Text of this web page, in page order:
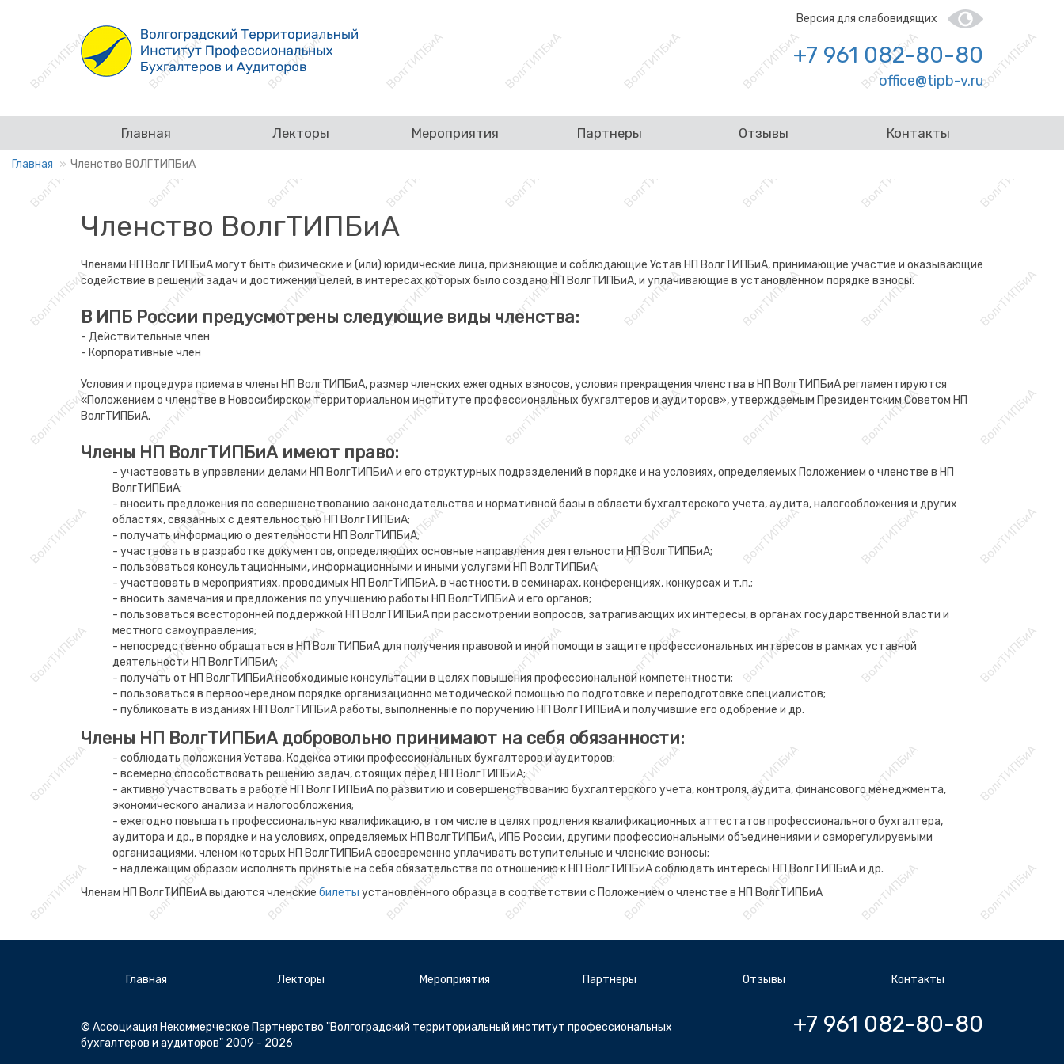
Версия для слабовидящих
+7 961 082-80-80
office@tipb-v.ru
Главная Лекторы Мероприятия Партнеры Отзывы Контакты
Главная Членство ВОЛГТИПБиА
Членство ВолгТИПБиА
Членами НП ВолгТИПБиА могут быть физические и (или) юридические лица, признающие и соблюдающие Устав НП ВолгТИПБиА, принимающие участие и оказывающие
содействие в решении задач и достижении целей, в интересах которых было создано НП ВолгТИПБиА, и уплачивающие в установленном порядке взносы.
В ИПБ России предусмотрены следующие виды членства:
- Действительные член
- Корпоративные член
Условия и процедура приема в члены НП ВолгТИПБиА, размер членских ежегодных взносов, условия прекращения членства в НП ВолгТИПБиА регламентируются
«Положением о членстве в Новосибирском территориальном институте профессиональных бухгалтеров и аудиторов», утверждаемым Президентским Советом НП
ВолгТИПБиА.
Члены НП ВолгТИПБиА имеют право:
- участвовать в управлении делами НП ВолгТИПБиА и его структурных подразделений в порядке и на условиях, определяемых Положением о членстве в НП
ВолгТИПБиА;
- вносить предложения по совершенствованию законодательства и нормативной базы в области бухгалтерского учета, аудита, налогообложения и других
областях, связанных с деятельностью НП ВолгТИПБиА;
- получать информацию о деятельности НП ВолгТИПБиА;
- участвовать в разработке документов, определяющих основные направления деятельности НП ВолгТИПБиА;
- пользоваться консультационными, информационными и иными услугами НП ВолгТИПБиА;
- участвовать в мероприятиях, проводимых НП ВолгТИПБиА, в частности, в семинарах, конференциях, конкурсах и т.п.;
- вносить замечания и предложения по улучшению работы НП ВолгТИПБиА и его органов;
- пользоваться всесторонней поддержкой НП ВолгТИПБиА при рассмотрении вопросов, затрагивающих их интересы, в органах государственной власти и
местного самоуправления;
- непосредственно обращаться в НП ВолгТИПБиА для получения правовой и иной помощи в защите профессиональных интересов в рамках уставной
деятельности НП ВолгТИПБиА;
- получать от НП ВолгТИПБиА необходимые консультации в целях повышения профессиональной компетентности;
- пользоваться в первоочередном порядке организационно методической помощью по подготовке и переподготовке специалистов;
- публиковать в изданиях НП ВолгТИПБиА работы, выполненные по поручению НП ВолгТИПБиА и получившие его одобрение и др.
Члены НП ВолгТИПБиА добровольно принимают на себя обязанности:
- соблюдать положения Устава, Кодекса этики профессиональных бухгалтеров и аудиторов;
- всемерно способствовать решению задач, стоящих перед НП ВолгТИПБиА;
- активно участвовать в работе НП ВолгТИПБиА по развитию и совершенствованию бухгалтерского учета, контроля, аудита, финансового менеджмента,
экономического анализа и налогообложения;
- ежегодно повышать профессиональную квалификацию, в том числе в целях продления квалификационных аттестатов профессионального бухгалтера,
аудитора и др., в порядке и на условиях, определяемых НП ВолгТИПБиА, ИПБ России, другими профессиональными объединениями и саморегулируемыми
организациями, членом которых НП ВолгТИПБиА своевременно уплачивать вступительные и членские взносы;
- надлежащим образом исполнять принятые на себя обязательства по отношению к НП ВолгТИПБиА соблюдать интересы НП ВолгТИПБиА и др.
Членам НП ВолгТИПБиА выдаются членские билеты установленного образца в соответствии с Положением о членстве в НП ВолгТИПБиА
Главная Лекторы Мероприятия Партнеры Отзывы Контакты
© Ассоциация Некоммерческое Партнерство "Волгоградский территориальный институт профессиональных
бухгалтеров и аудиторов" 2009 - 2026
+7 961 082-80-80